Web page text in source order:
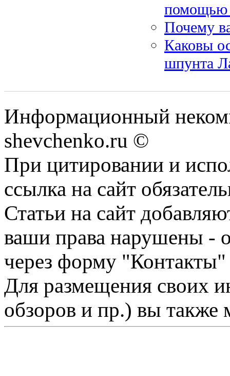
помощью
Почему
Каковы
шпунта
Информационный
shevchenko.ru ©
При цитировании и
ссылка на сайт
Статьи на сайт
ваши права нарушены -
через форму "Контакты"
Для размещения своих
обзоров и пр.) вы также